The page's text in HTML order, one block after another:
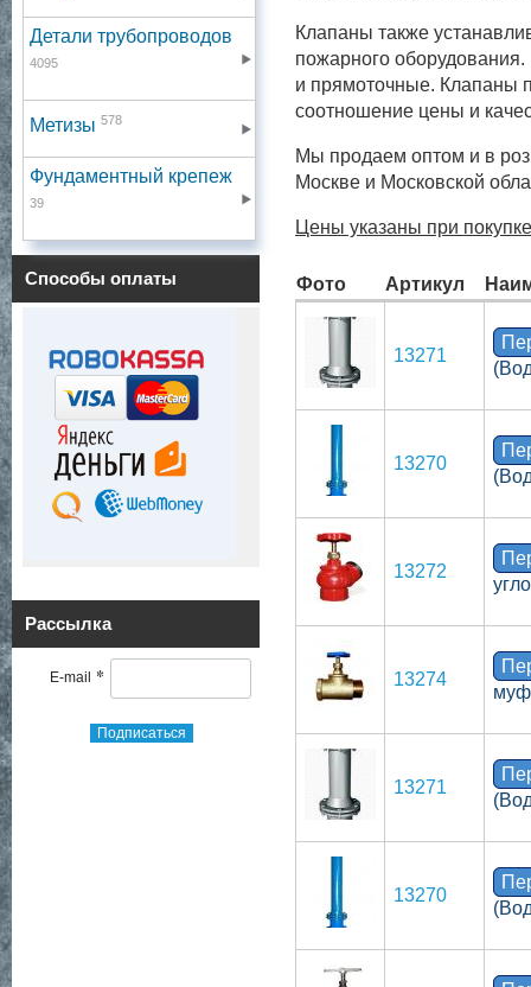
Детали трубопроводов
4095
Метизы 578
Фундаментный крепеж
39
Способы оплаты
Рассылка
E-mail *
Подписаться
Клапаны также
пожарного
и прямоточные. Клапаны
соотношение цены и
Мы продаем оптом и в
Москве и Московской
Цены указаны при
Фото Артикул
13271
13270
13272
13274
13271
13270